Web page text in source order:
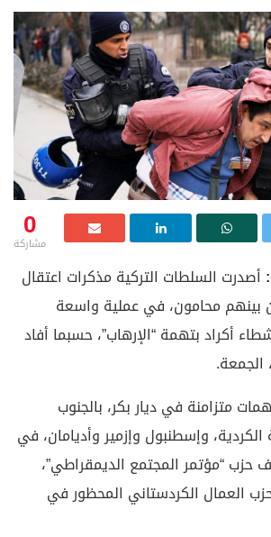
0
مشاركة
أصدرت السلطات التركية مذكرات اعتقال
من بينهم محامون، في عملية واسعة
أكراد بتهمة “الإرهاب”، حسبما أفاد
متزامنة في ديار بكر، بالجنوب
وإسطنبول وإزمير وأديامان، في
“مؤتمر المجتمع الديمقراطي”،
العمال الكردستاني المحظور في